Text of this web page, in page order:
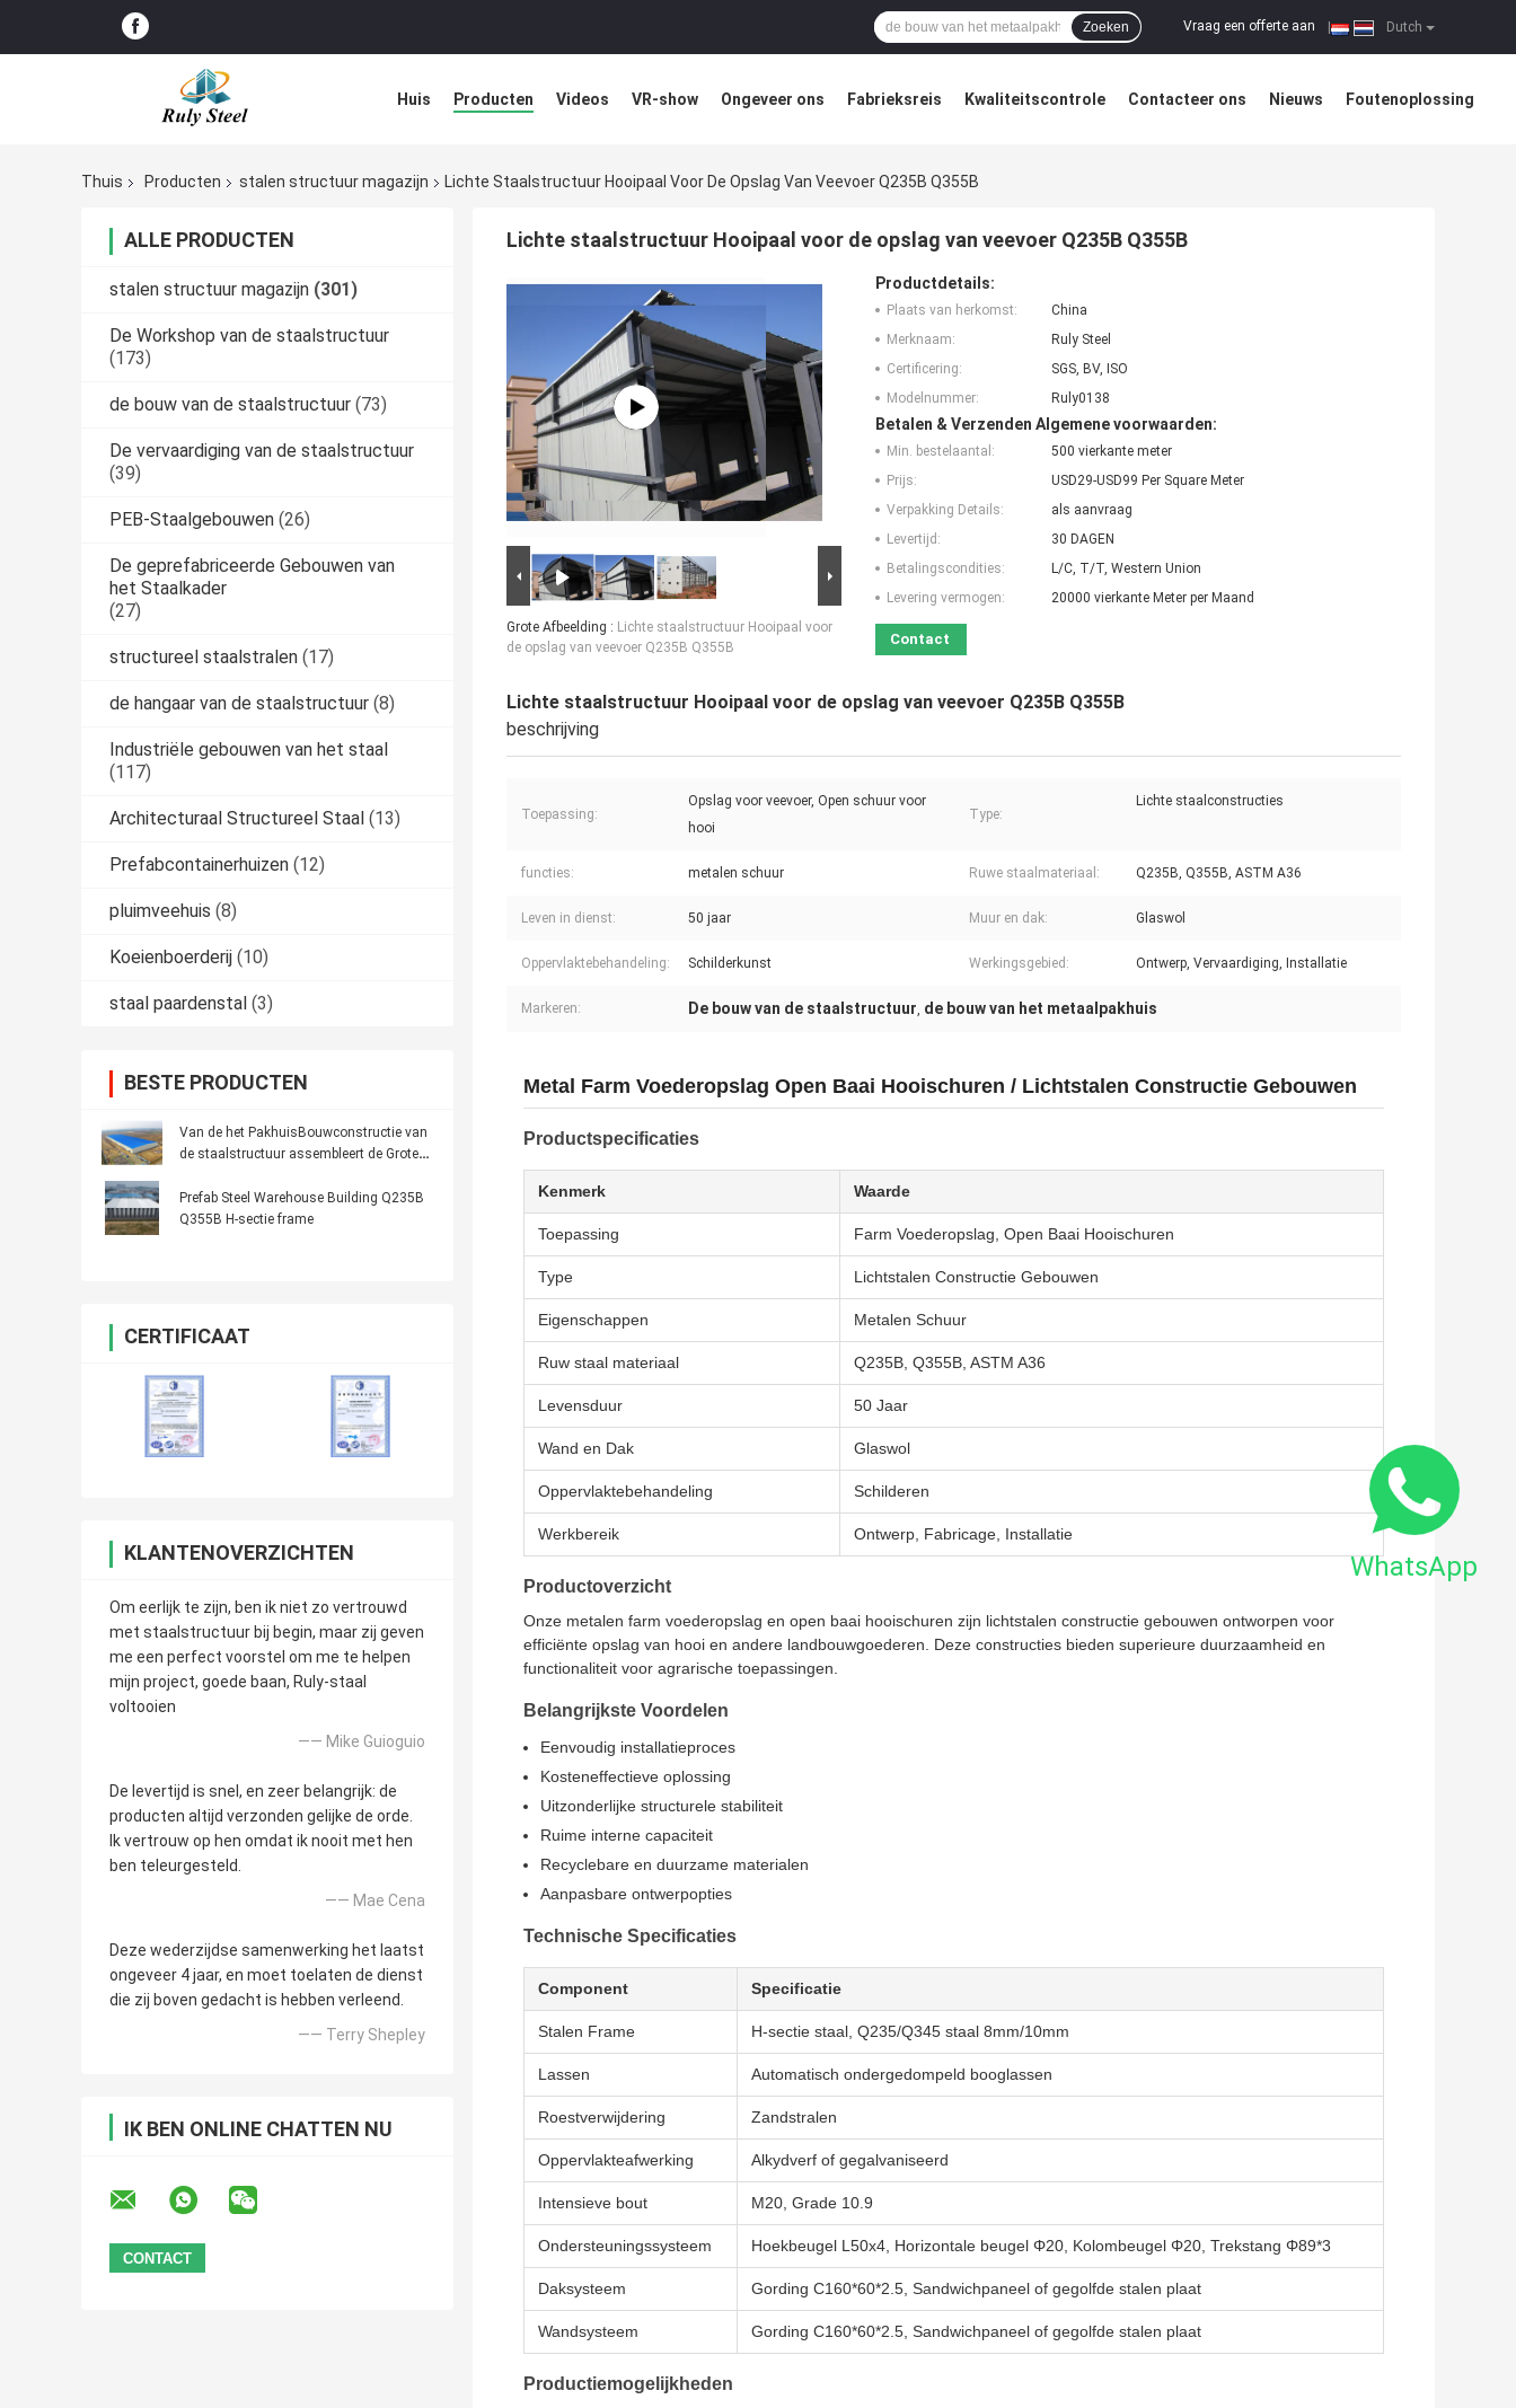
Dutch
Vraag een offerte aan
Zoeken
Huis Producten Videos VR-show Ongeveer ons Fabrieksreis Kwaliteitscontrole Contacteer ons Nieuws Foutenoplossing
Thuis
Producten stalen structuur magazijn Lichte Staalstructuur Hooipaal Voor De Opslag Van Veevoer Q235B Q355B
ALLE PRODUCTEN
stalen structuur magazijn (301)
De Workshop van de staalstructuur
(173)
de bouw van de staalstructuur (73)
De vervaardiging van de staalstructuur
(39)
PEB-Staalgebouwen (26)
De geprefabriceerde Gebouwen van
het Staalkader
(27)
structureel staalstralen (17)
de hangaar van de staalstructuur (8)
Industriële gebouwen van het staal
(117)
Architecturaal Structureel Staal (13)
Prefabcontainerhuizen (12)
pluimveehuis (8)
Koeienboerderij (10)
staal paardenstal (3)
BESTE PRODUCTEN
Van de het PakhuisBouwconstructie van
de staalstructuur assembleert de Grote
Prefab Steel Warehouse Building Q235B
Q355B H-sectie frame
CERTIFICAAT
KLANTENOVERZICHTEN
Om eerlijk te zijn, ben ik niet zo vertrouwd
met staalstructuur bij begin, maar zij geven
me een perfect voorstel om me te helpen
mijn project, goede baan, Ruly-staal
voltooien
—— Mike Guioguio
De levertijd is snel, en zeer belangrijk: de
producten altijd verzonden gelijke de orde.
Ik vertrouw op hen omdat ik nooit met hen
ben teleurgesteld.
—— Mae Cena
Deze wederzijdse samenwerking het laatst
ongeveer 4 jaar, en moet toelaten de dienst
die zij boven gedacht is hebben verleend.
—— Terry Shepley
IK BEN ONLINE CHATTEN NU
Lichte staalstructuur Hooipaal voor de opslag van veevoer Q235B Q355B
Grote Afbeelding : Lichte staalstructuur Hooipaal voor
de opslag van veevoer Q235B Q355B
Productdetails:
Plaats van herkomst:
China
Merknaam:
Ruly Steel
Certificering:
SGS, BV, ISO
Modelnummer:
Ruly0138
Betalen & Verzenden Algemene voorwaarden:
Min. bestelaantal:
500 vierkante meter
Prijs:
USD29-USD99 Per Square Meter
Verpakking Details:
als aanvraag
Levertijd:
30 DAGEN
Betalingscondities:
L/C, T/T, Western Union
Levering vermogen:
20000 vierkante Meter per Maand
Contact
Lichte staalstructuur Hooipaal voor de opslag van veevoer Q235B Q355B
beschrijving
Toepassing:
Opslag voor veevoer, Open schuur voor
hooi
Type:
Lichte staalconstructies
functies: metalen schuur Ruwe staalmateriaal: Q235B, Q355B, ASTM A36
Leven in dienst: 50 jaar Muur en dak: Glaswol
Oppervlaktebehandeling: Schilderkunst Werkingsgebied: Ontwerp, Vervaardiging, Installatie
Markeren: De bouw van de staalstructuur, de bouw van het metaalpakhuis
Metal Farm Voederopslag Open Baai Hooischuren / Lichtstalen Constructie Gebouwen
Productspecificaties
Kenmerk Waarde
Toepassing Farm Voederopslag, Open Baai Hooischuren
Type Lichtstalen Constructie Gebouwen
Eigenschappen Metalen Schuur
Ruw staal materiaal Q235B, Q355B, ASTM A36
Levensduur 50 Jaar
Wand en Dak Glaswol
Oppervlaktebehandeling Schilderen
Werkbereik Ontwerp, Fabricage, Installatie
Productoverzicht
Onze metalen farm voederopslag en open baai hooischuren zijn lichtstalen constructie gebouwen ontworpen voor
efficiënte opslag van hooi en andere landbouwgoederen. Deze constructies bieden superieure duurzaamheid en
functionaliteit voor agrarische toepassingen.
Belangrijkste Voordelen
Eenvoudig installatieproces
Kosteneffectieve oplossing
Uitzonderlijke structurele stabiliteit
Ruime interne capaciteit
Recyclebare en duurzame materialen
Aanpasbare ontwerpopties
Technische Specificaties
Component Specificatie
Stalen Frame H-sectie staal, Q235/Q345 staal 8mm/10mm
Lassen Automatisch ondergedompeld booglassen
Roestverwijdering Zandstralen
Oppervlakteafwerking Alkydverf of gegalvaniseerd
Intensieve bout M20, Grade 10.9
Ondersteuningssysteem Hoekbeugel L50x4, Horizontale beugel Φ20, Kolombeugel Φ20, Trekstang Φ89*3
Daksysteem Gording C160*60*2.5, Sandwichpaneel of gegolfde stalen plaat
Wandsysteem Gording C160*60*2.5, Sandwichpaneel of gegolfde stalen plaat
Productiemogelijkheden
WhatsApp